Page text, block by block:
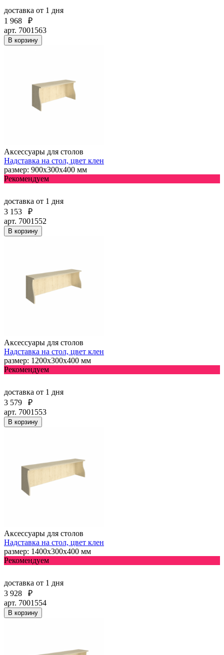
доставка от 1 дня
1 968
₽
арт. 7001563
В корзину
Аксессуары для столов
Надставка на стол, цвет клен
размер: 900х300х400 мм
Рекомендуем
доставка от 1 дня
3 153
₽
арт. 7001552
В корзину
Аксессуары для столов
Надставка на стол, цвет клен
размер: 1200х300х400 мм
Рекомендуем
доставка от 1 дня
3 579
₽
арт. 7001553
В корзину
Аксессуары для столов
Надставка на стол, цвет клен
размер: 1400х300х400 мм
Рекомендуем
доставка от 1 дня
3 928
₽
арт. 7001554
В корзину